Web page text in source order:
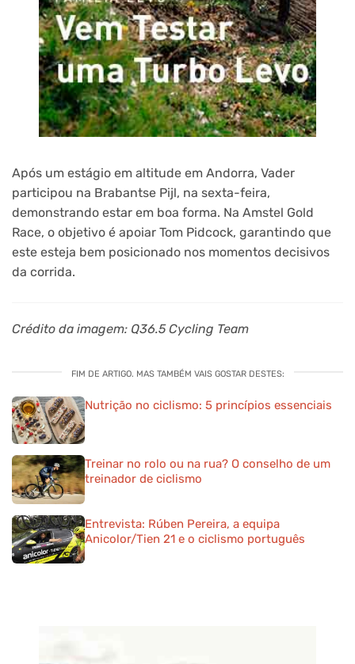
Após um estágio em altitude em Andorra, Vader
participou na Brabantse Pijl, na sexta-feira,
demonstrando estar em boa forma. Na Amstel Gold
Race, o objetivo é apoiar Tom Pidcock, garantindo que
este esteja bem posicionado nos momentos decisivos
da corrida.
Crédito da imagem: Q36.5 Cycling Team
FIM DE ARTIGO. MAS TAMBÉM VAIS GOSTAR DESTES:
Nutrição no ciclismo: 5 princípios essenciais
Treinar no rolo ou na rua? O conselho de um
treinador de ciclismo
Entrevista: Rúben Pereira, a equipa
Anicolor/Tien 21 e o ciclismo português